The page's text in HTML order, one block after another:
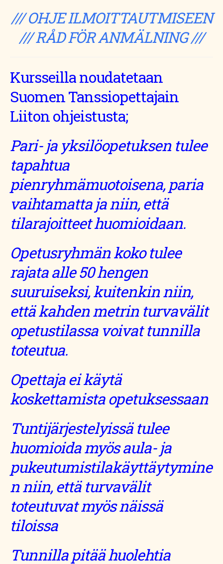
/// OHJE ILMOITTAUTMISEEN
/// RÅD FÖR ANMÄLNING ///
Kursseilla noudatetaan
Suomen Tanssiopettajain
Liiton ohjeistusta;
Pari- ja yksilöopetuksen tulee
tapahtua
pienryhmämuotoisena, paria
vaihtamatta ja niin, että
tilarajoitteet huomioidaan.
Opetusryhmän koko tulee
rajata alle 50 hengen
suuruiseksi, kuitenkin niin,
että kahden metrin turvavälit
opetustilassa voivat tunnilla
toteutua.
Opettaja ei käytä
koskettamista opetuksessaan
Tuntijärjestelyissä tulee
huomioida myös aula- ja
pukeutumistilakäyttäytymine
n niin, että turvavälit
toteutuvat myös näissä
tiloissa
Tunnilla pitää huolehtia